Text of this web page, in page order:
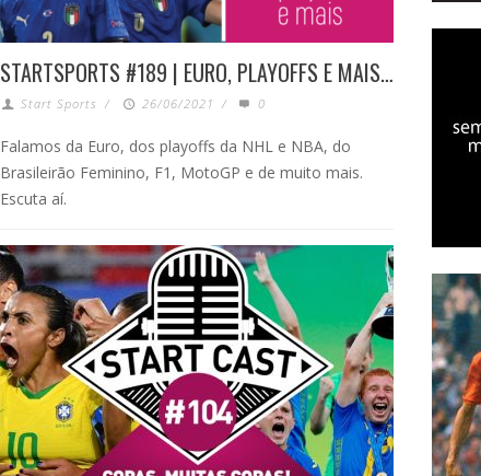
STARTSPORTS #189 | EURO, PLAYOFFS E MAIS…
Start Sports / 26/06/2021 / 0
Falamos da Euro, dos playoffs da NHL e NBA, do
Brasileirão Feminino, F1, MotoGP e de muito mais.
Escuta aí.